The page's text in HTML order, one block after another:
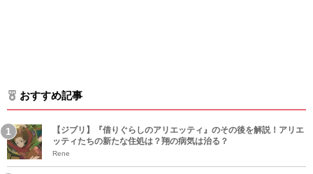
おすすめ記事
【ジブリ】『借りぐらしのアリエッティ』のその後を解説！アリエ
ッティたちの新たな住処は？翔の病気は治る？
Rene